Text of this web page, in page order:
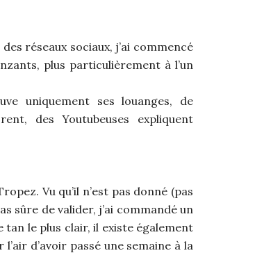
réseaux sociaux, j’ai commencé
plus particulièrement à l’un
uniquement ses louanges, de
des Youtubeuses expliquent
Vu qu’il n’est pas donné (pas
sûre de valider, j’ai commandé un
tan le plus clair, il existe également
d’avoir passé une semaine à la